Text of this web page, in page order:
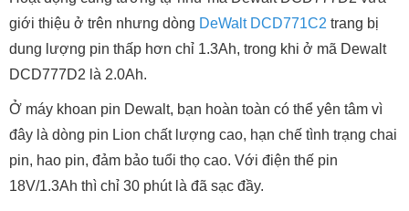
giới thiệu ở trên nhưng dòng DeWalt DCD771C2 trang bị
dung lượng pin thấp hơn chỉ 1.3Ah, trong khi ở mã Dewalt
DCD777D2 là 2.0Ah.
Ở máy khoan pin Dewalt, bạn hoàn toàn có thể yên tâm vì
đây là dòng pin Lion chất lượng cao, hạn chế tình trạng chai
pin, hao pin, đảm bảo tuổi thọ cao. Với điện thế pin
18V/1.3Ah thì chỉ 30 phút là đã sạc đầy.